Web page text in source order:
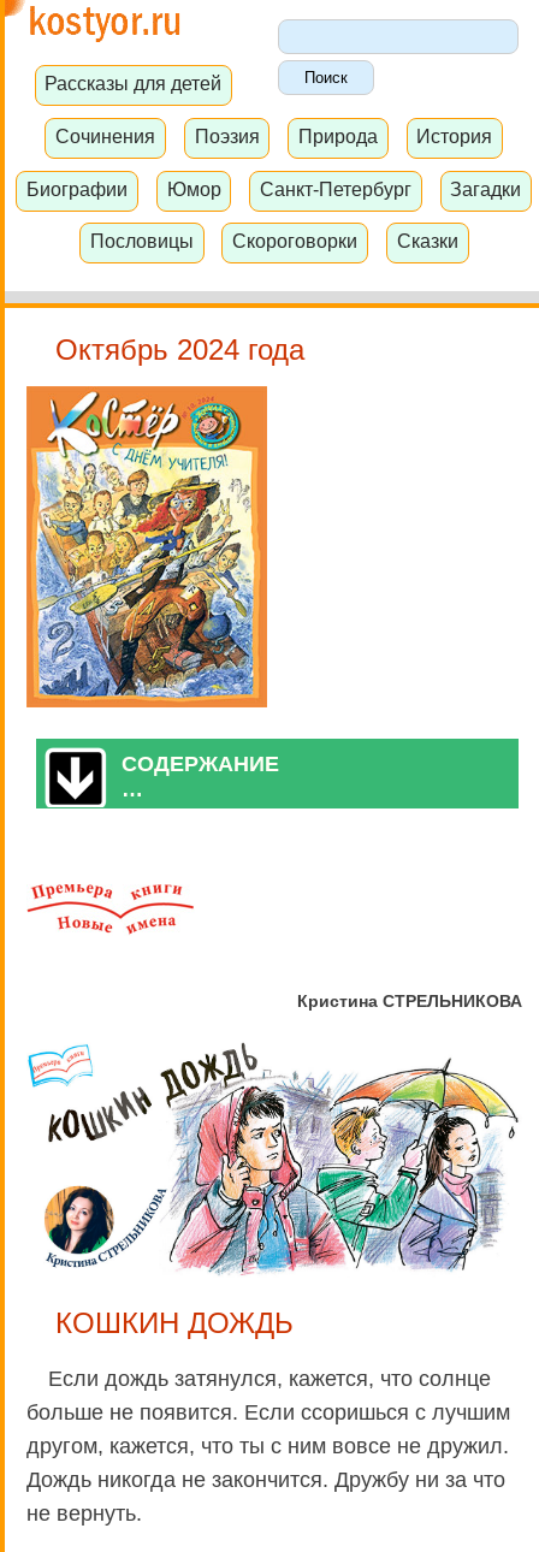
Рассказы для детей
Сочинения Поэзия Природа История
Биографии Юмор Санкт-Петербург Загадки
Пословицы Скороговорки Сказки
Октябрь 2024 года
СОДЕРЖАНИЕ
…
Кристина СТРЕЛЬНИКОВА
КОШКИН ДОЖДЬ
Если дождь затянулся, кажется, что солнце
больше не появится. Если ссоришься с лучшим
другом, кажется, что ты с ним вовсе не дружил.
Дождь никогда не закончится. Дружбу ни за что
не вернуть.